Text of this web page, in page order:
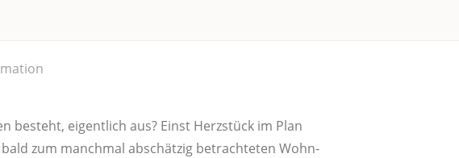
besteht, eigent­lich aus? Einst Herz­stück im Plan
zum manch­mal abschät­zig betrach­te­ten Wohn-